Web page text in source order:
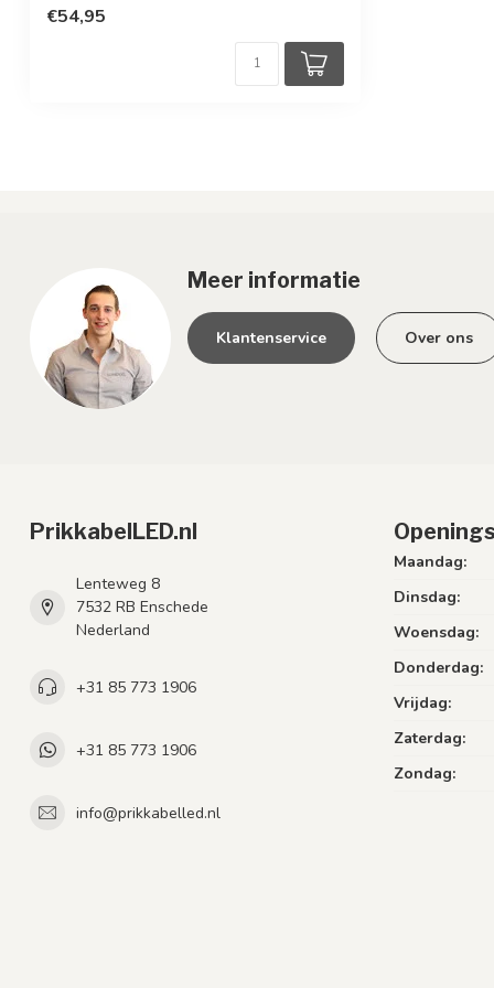
€54,95
Meer informatie
Klantenservice Over ons
PrikkabelLED.nl
Lenteweg 8
7532 RB Enschede
Nederland
+31 85 773 1906
+31 85 773 1906
info@prikkabelled.nl
Maandag:
Dinsdag:
Woensdag:
Donderdag:
Vrijdag:
Zaterdag:
Zondag: